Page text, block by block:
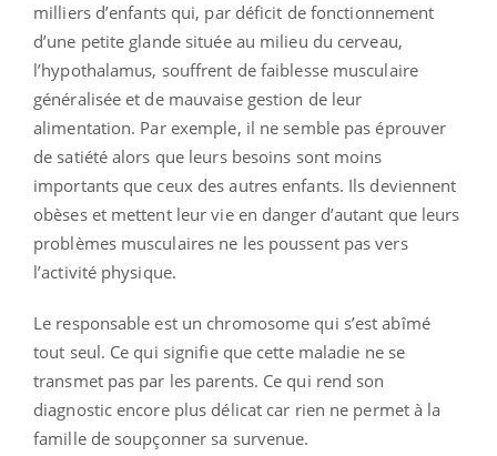
milliers d’enfants qui, par déficit de fonctionnement
d’une petite glande située au milieu du cerveau,
l’hypothalamus, souffrent de faiblesse musculaire
généralisée et de mauvaise gestion de leur
alimentation. Par exemple, il ne semble pas éprouver
de satiété alors que leurs besoins sont moins
importants que ceux des autres enfants. Ils deviennent
obèses et mettent leur vie en danger d’autant que leurs
problèmes musculaires ne les poussent pas vers
l’activité physique.
Le responsable est un chromosome qui s’est abîmé
tout seul. Ce qui signifie que cette maladie ne se
transmet pas par les parents. Ce qui rend son
diagnostic encore plus délicat car rien ne permet à la
famille de soupçonner sa survenue.